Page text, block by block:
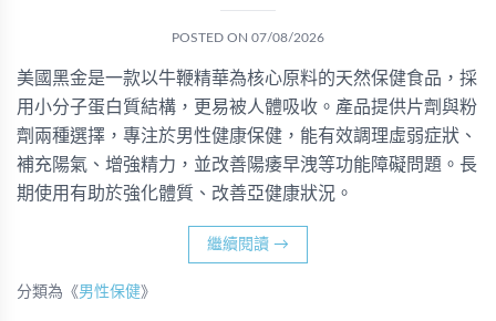
POSTED ON 07/08/2026
美國黑金是一款以牛鞭精華為核心原料的天然保健食品，採
用小分子蛋白質結構，更易被人體吸收。產品提供片劑與粉
劑兩種選擇，專注於男性健康保健，能有效調理虛弱症狀、
補充陽氣、增強精力，並改善陽痿早洩等功能障礙問題。長
期使用有助於強化體質、改善亞健康狀況。
繼續閱讀 →
分類為《男性保健》